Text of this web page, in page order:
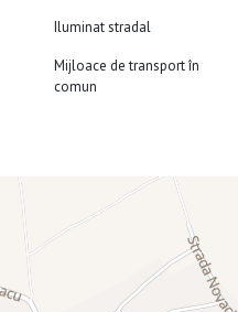
Iluminat stradal
Mijloace de transport în
comun